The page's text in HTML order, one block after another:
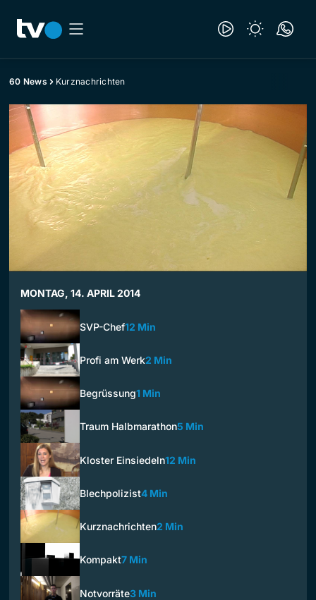
60 News Kurznachrichten
MONTAG, 14. APRIL 2014
SVP-Chef12 Min
Profi am Werk2 Min
Begrüssung1 Min
Traum Halbmarathon5 Min
Kloster Einsiedeln12 Min
Blechpolizist4 Min
Kurznachrichten2 Min
Kompakt7 Min
Notvorräte3 Min